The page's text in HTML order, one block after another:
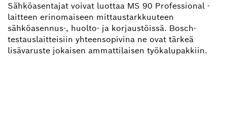
Sähköasentajat voivat luottaa MS 90 Professional -
laitteen erinomaiseen mittaustarkkuuteen
sähköasennus-, huolto- ja korjaustöissä. Bosch-
testauslaitteisiin yhteensopivina ne ovat tärkeä
lisävaruste jokaisen ammattilaisen työkalupakkiin.